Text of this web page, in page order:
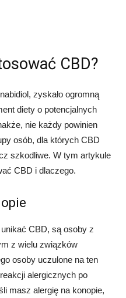
CBD?
zyskało ogromną
diety o potencjalnych
nie każdy powinien
osób, dla których CBD
szkodliwe. W tym artykule
CBD i dlaczego.
CBD, są osoby z
z wielu związków
osoby uczulone na ten
alergicznych po
masz alergię na konopie,